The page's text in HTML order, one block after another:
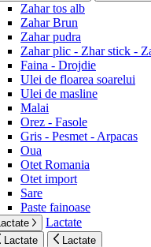
Zahar tos alb
Zahar Brun
Zahar pudra
Zahar plic - Zhar stick -
Faina - Drojdie
Ulei de floarea soarelui
Ulei de masline
Malai
Orez - Fasole
Gris - Pesmet - Arpacas
Oua
Otet Romania
Otet import
Sare
Paste fainoase
Lactate Lactate
Lactate Lactate